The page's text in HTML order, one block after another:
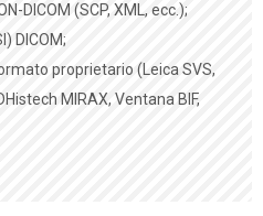
DICOM (SCP, XML, ecc.);
DICOM;
proprietario (Leica SVS,
MIRAX, Ventana BIF,